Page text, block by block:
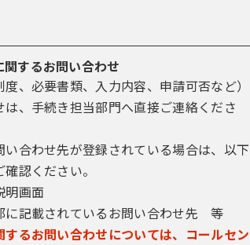
するお問い合わせ
、必要書類、入力内容、申請可否など）
、手続き担当部門へ直接ご連絡くださ
合わせ先が登録されている場合は、以下
認ください。
明画面
に記載されているお問い合わせ先 等
るお問い合わせについては、コールセン